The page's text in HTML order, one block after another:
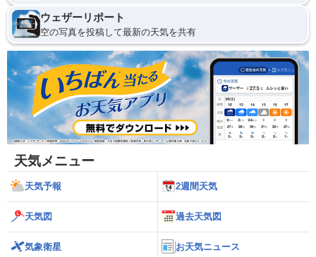
ウェザーリポート
空の写真を投稿して最新の天気を共有
天気メニュー
天気予報 2週間天気
天気図 過去天気図
気象衛星 お天気ニュース